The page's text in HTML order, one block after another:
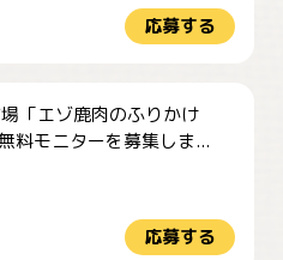
応募する
「エゾ鹿肉のふりかけ
料モニターを募集しま...
応募する